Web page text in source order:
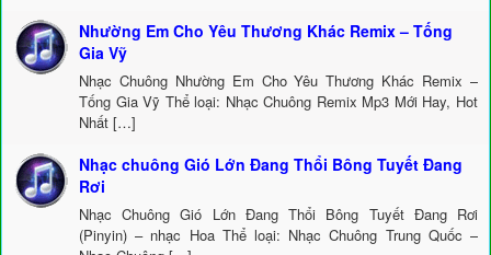
Nhường Em Cho Yêu Thương Khác Remix – Tống
Gia Vỹ
Nhạc Chuông Nhường Em Cho Yêu Thương Khác Remix –
Tống Gia Vỹ Thể loại: Nhạc Chuông Remix Mp3 Mới Hay, Hot
Nhất […]
Nhạc chuông Gió Lớn Đang Thổi Bông Tuyết Đang
Rơi
Nhạc Chuông Gió Lớn Đang Thổi Bông Tuyết Đang Rơi
(Pinyin) – nhạc Hoa Thể loại: Nhạc Chuông Trung Quốc –